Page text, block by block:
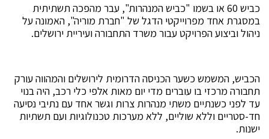
כביש 60 או בשמו "כביש המנהרות", עבר מהפכה תשתיתית
במסגרת אחד מפרוייקטי הדגל של "חברת מוריה", האמונה על
ניהול וביצוע הפרויקט עבור משרד התחבורה ועיריית ירושלים.
הכביש, המשמש כשער הכניסה הדרומית לירושלים והמהווה עורק
תחבורה מרכזי בו עוברים מדי יום מאות אלפי כלי רכב, היה בנוי
עד לפני כשנתיים משתי מנהרות צרות וגשר אחד עם נתיבי נסיעה
חד-סטריים וללא שוליים, ללא מערכות טכנולוגיות ועם תשתיות
ישנות.